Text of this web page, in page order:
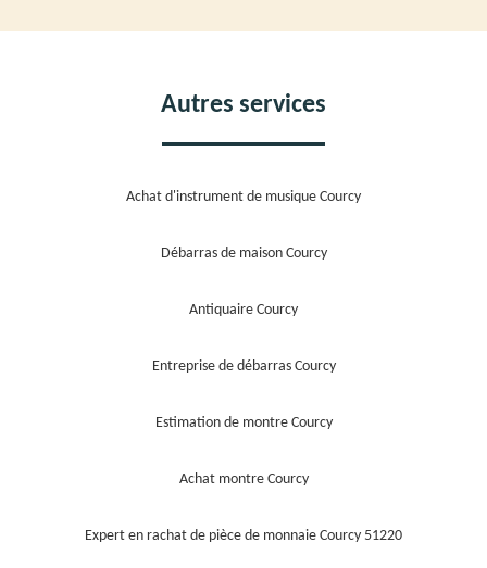
Autres services
Achat d'instrument de musique Courcy
Débarras de maison Courcy
Antiquaire Courcy
Entreprise de débarras Courcy
Estimation de montre Courcy
Achat montre Courcy
Expert en rachat de pièce de monnaie Courcy 51220